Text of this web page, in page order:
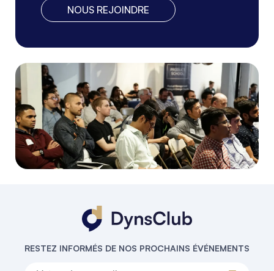
NOUS REJOINDRE
RESTEZ INFORMÉS DE NOS PROCHAINS ÉVÉNEMENTS